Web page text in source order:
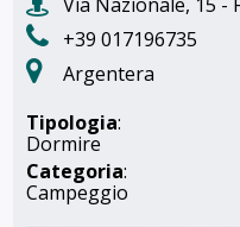
+39 017196735
Argentera
Tipologia:
Dormire
Categoria:
Campeggio